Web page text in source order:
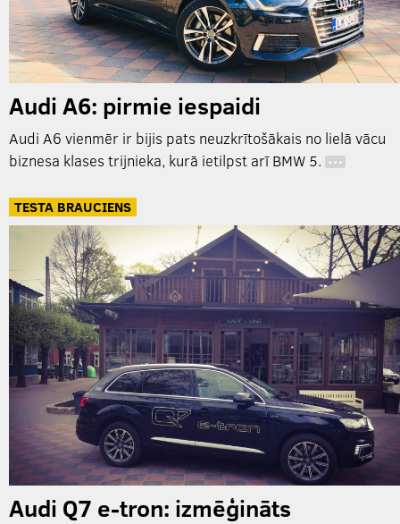
Audi A6: pirmie iespaidi
Audi A6 vienmēr ir bijis pats neuzkrītošākais no lielā vācu
biznesa klases trijnieka, kurā ietilpst arī BMW 5. …
TESTA BRAUCIENS
Audi Q7 e-tron: izmēģināts